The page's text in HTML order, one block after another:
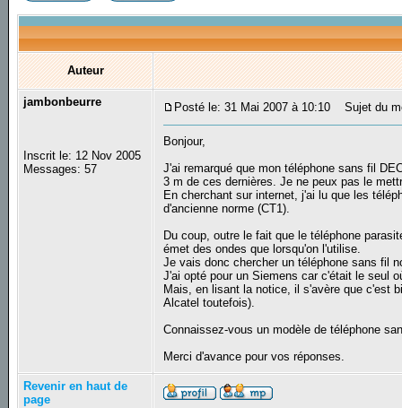
Auteur
jambonbeurre
Inscrit le: 12 Nov 2005
Messages: 57
Posté le: 31 Mai 2007 à 10:10 Sujet du
Bonjour,
J'ai remarqué que mon téléphone sans fil
3 m de ces dernières. Je ne peux pas le
En cherchant sur internet, j'ai lu que les
d'ancienne norme (CT1).
Du coup, outre le fait que le téléphone
émet des ondes que lorsqu'on l'utilise.
Je vais donc chercher un téléphone sans fil
J'ai opté pour un Siemens car c'était le seul
Mais, en lisant la notice, il s'avère que c'est
Alcatel toutefois).
Connaissez-vous un modèle de téléphone
Merci d'avance pour vos réponses.
Revenir en haut de
page